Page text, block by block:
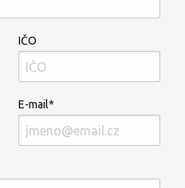
IČO
E-mail*